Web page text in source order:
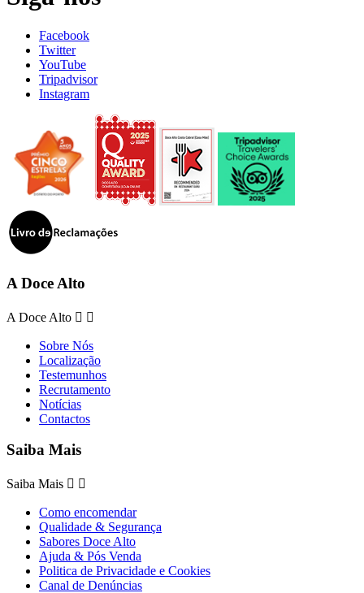
Facebook
Twitter
YouTube
Tripadvisor
Instagram
A Doce Alto
A Doce Alto  
Sobre Nós
Localização
Testemunhos
Recrutamento
Notícias
Contactos
Saiba Mais
Saiba Mais  
Como encomendar
Qualidade & Segurança
Sabores Doce Alto
Ajuda & Pós Venda
Politica de Privacidade e Cookies
Canal de Denúncias